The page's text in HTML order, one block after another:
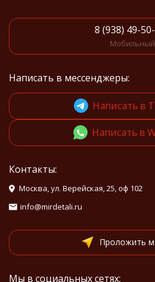
8 (938) 49-
Мобильный
Написать в мессенджеры:
Написать в
Написать в
Контакты:
Москва, ул. Верейская, 25, оф 102
info@mirdetali.ru
Проложить
Мы в социальных сетях: